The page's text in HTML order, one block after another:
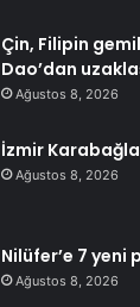
Çin, Filipin
Dao’dan
Ağustos 8, 2026
İzmir
Ağustos 8, 2026
Nilüfer’e 7 yeni
Ağustos 8, 2026